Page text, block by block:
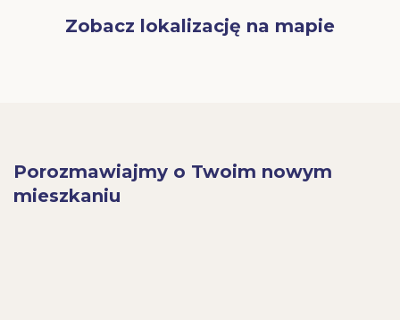
Zobacz lokalizację na mapie
Porozmawiajmy o Twoim nowym
mieszkaniu